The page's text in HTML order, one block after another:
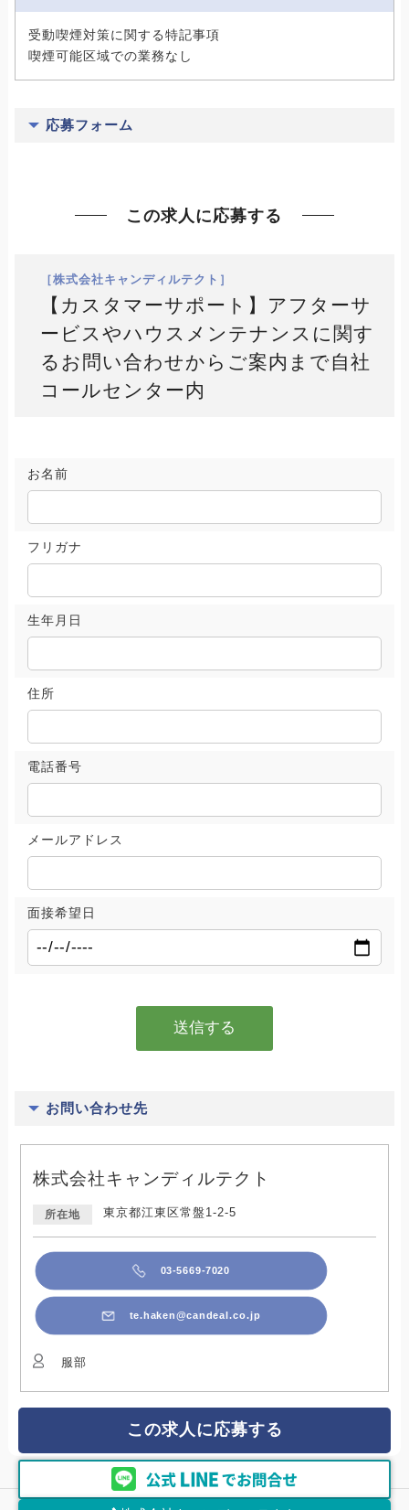
受動喫煙対策に関する特記事項
喫煙可能区域での業務なし
応募フォーム
この求人に応募する
［株式会社キャンディルテクト］
【カスタマーサポート】アフターサ
ービスやハウスメンテナンスに関す
るお問い合わせからご案内まで自社
コールセンター内
お名前
フリガナ
生年月日
住所
電話番号
メールアドレス
面接希望日
お問い合わせ先
株式会社キャンディルテクト
所在地 東京都江東区常盤1-2-5
03-5669-7020
te.haken@candeal.co.jp
服部
この求人に応募する